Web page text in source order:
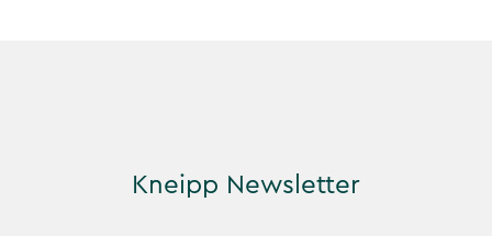
Kneipp Newsletter